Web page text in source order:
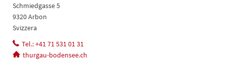
Schmiedgasse 5
9320 Arbon
Svizzera
Tel.: +41 71 531 01 31
thurgau-bodensee.ch